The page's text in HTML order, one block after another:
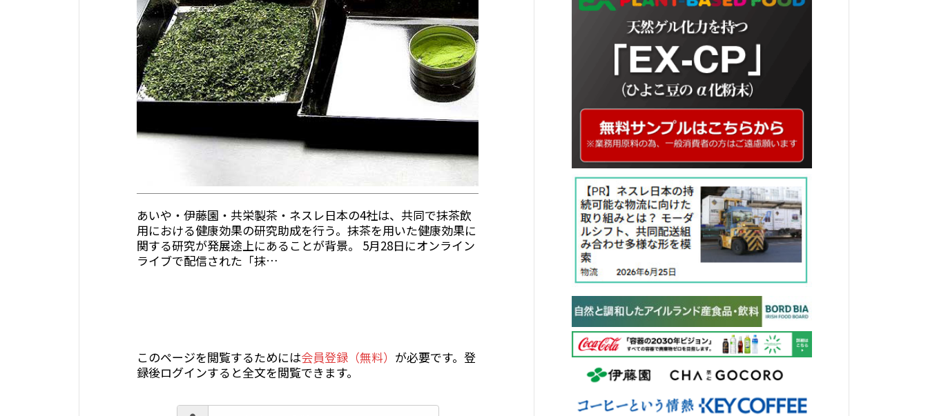
あいや・伊藤園・共栄製茶・ネスレ日本の4社は、共同で抹茶飲
用における健康効果の研究助成を行う。抹茶を用いた健康効果に
関する研究が発展途上にあることが背景。 5月28日にオンライン
ライブで配信された「抹…
このページを閲覧するためには会員登録（無料） が必要です。登
録後ログインすると全文を閲覧できます。